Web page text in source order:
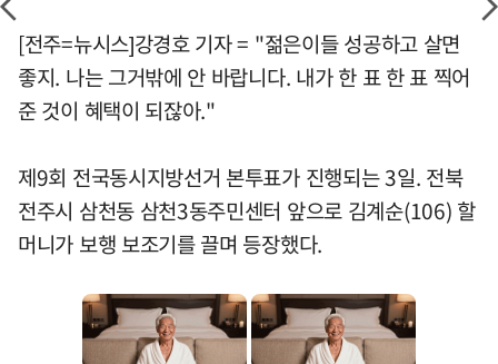
[전주=뉴시스]강경호 기자 = "젊은이들 성공하고 살면
좋지. 나는 그거밖에 안 바랍니다. 내가 한 표 한 표 찍어
준 것이 혜택이 되잖아."
제9회 전국동시지방선거 본투표가 진행되는 3일. 전북
전주시 삼천동 삼천3동주민센터 앞으로 김계순(106) 할
머니가 보행 보조기를 끌며 등장했다.